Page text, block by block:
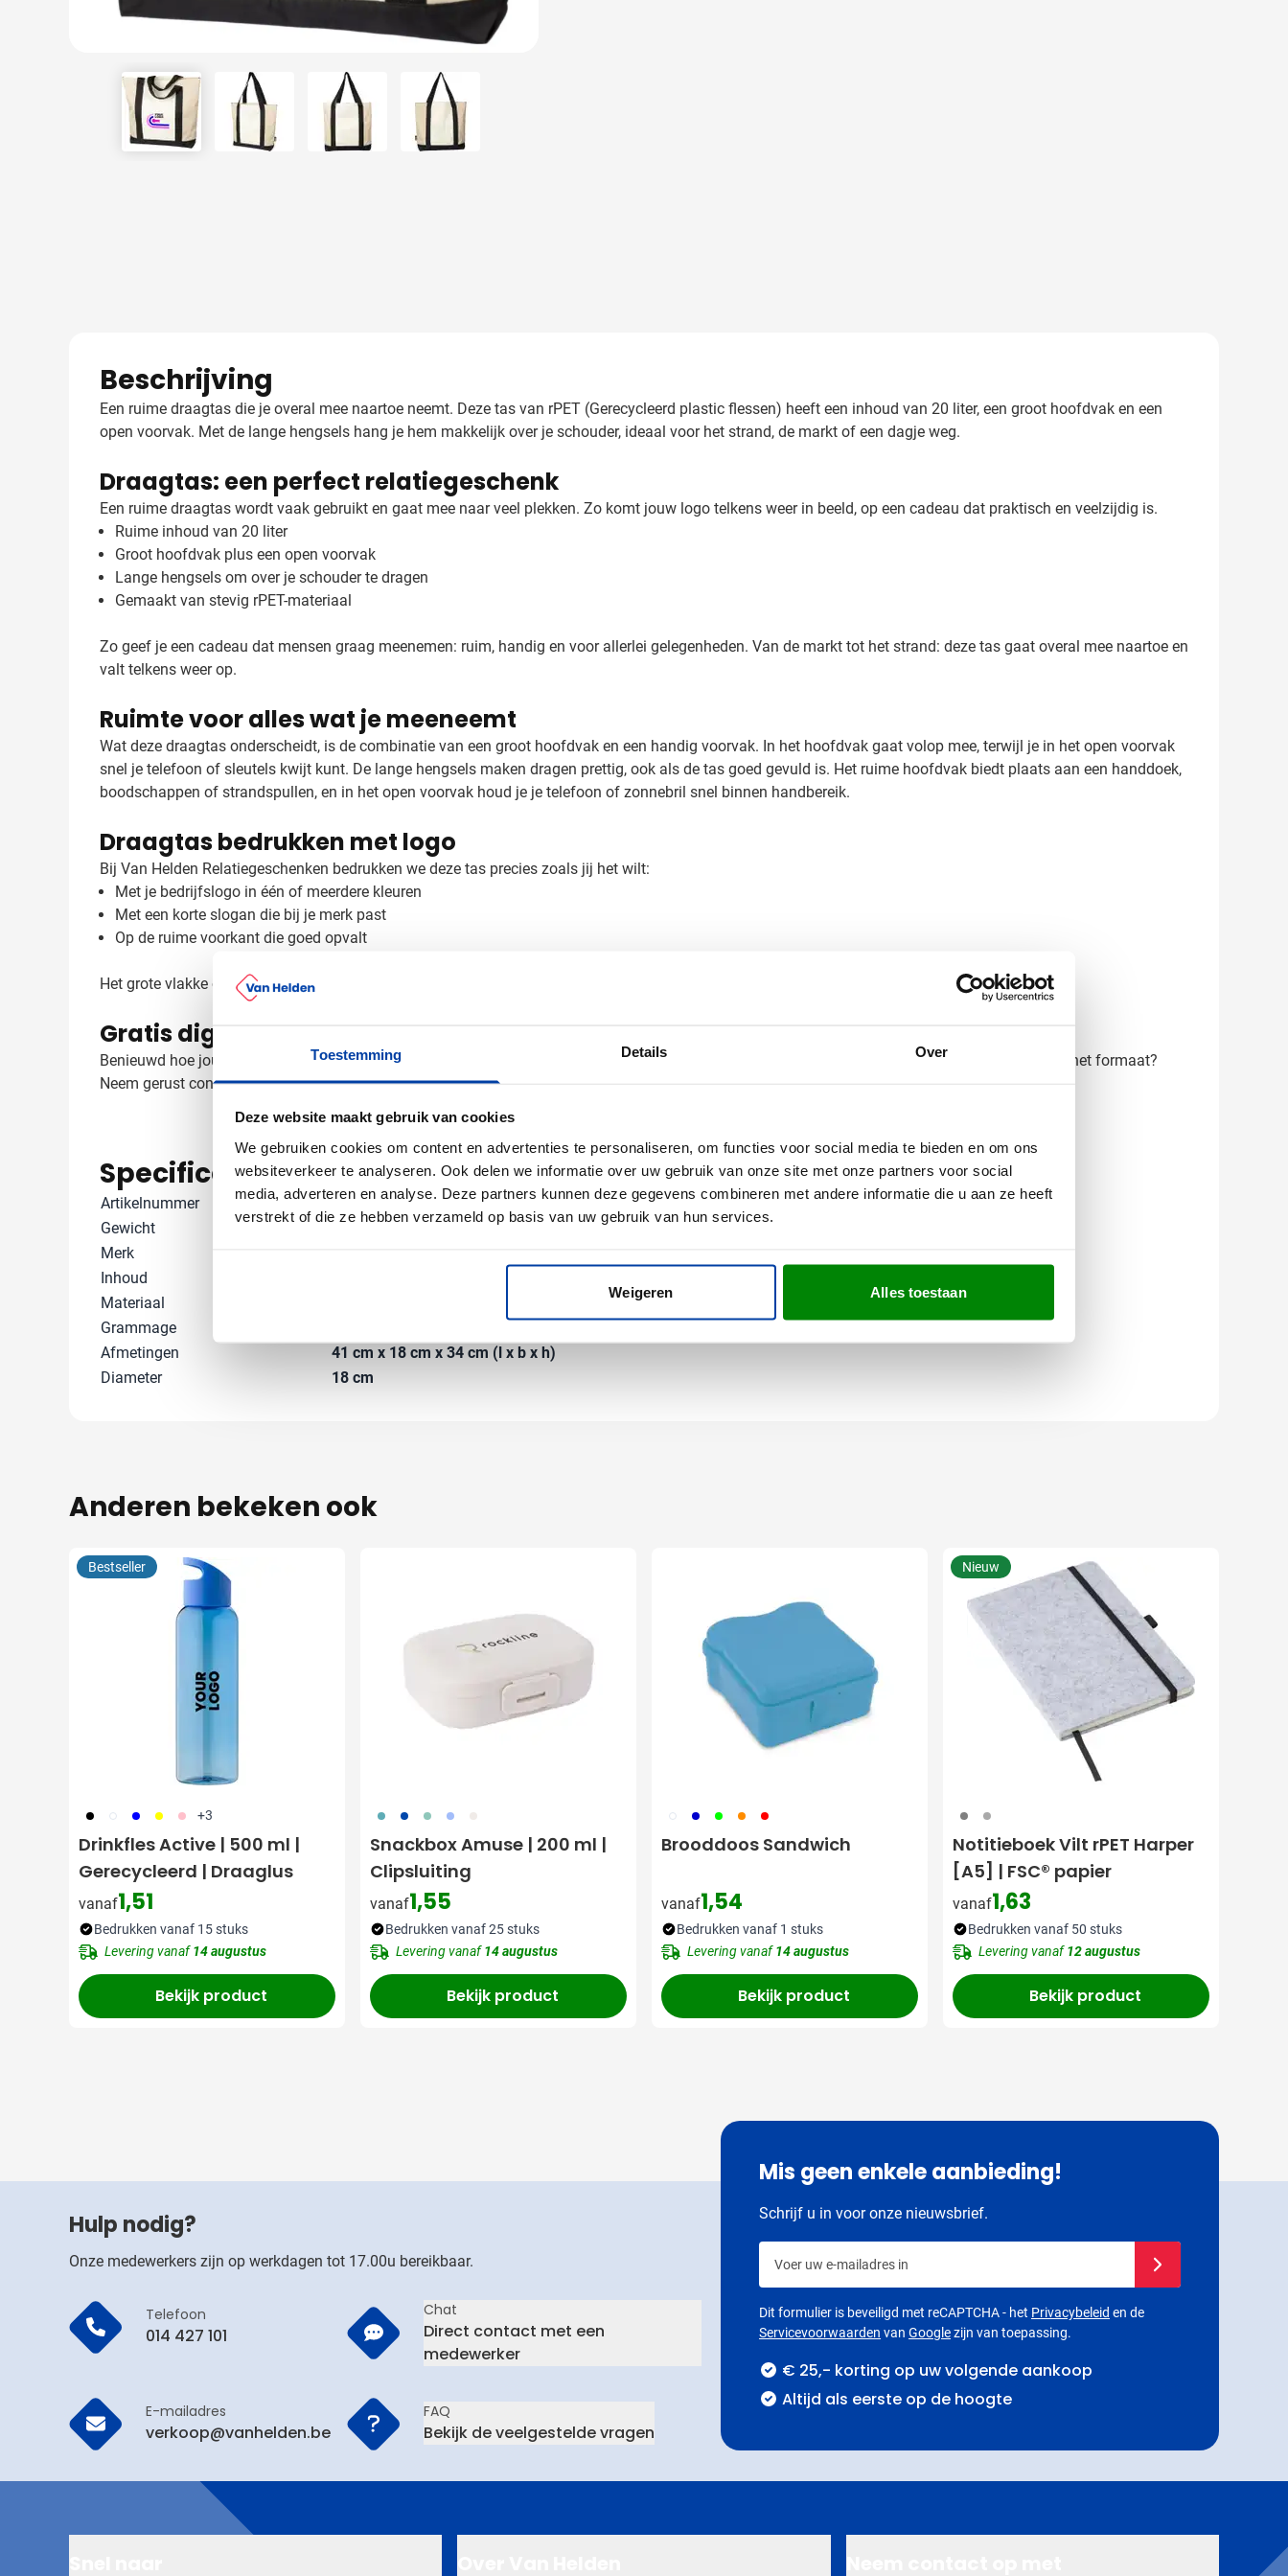
Toestemming Details Over
Deze website maakt gebruik van cookies
We gebruiken cookies om content en advertenties te personaliseren, om functies voor social media te bieden en om ons
websiteverkeer te analyseren. Ook delen we informatie over uw gebruik van onze site met onze partners voor social
media, adverteren en analyse. Deze partners kunnen deze gegevens combineren met andere informatie die u aan ze heeft
verstrekt of die ze hebben verzameld op basis van uw gebruik van hun services.
Weigeren Alles toestaan
View larger imageView larger imageView larger imageView larger image
Beschrijving
Een ruime draagtas die je overal mee naartoe neemt. Deze tas van rPET (Gerecycleerd plastic flessen) heeft een inhoud van 20 liter, een groot hoofdvak en een
open voorvak. Met de lange hengsels hang je hem makkelijk over je schouder, ideaal voor het strand, de markt of een dagje weg.
Draagtas: een perfect relatiegeschenk
Een ruime draagtas wordt vaak gebruikt en gaat mee naar veel plekken. Zo komt jouw logo telkens weer in beeld, op een cadeau dat praktisch en veelzijdig is.
Ruime inhoud van 20 liter
Groot hoofdvak plus een open voorvak
Lange hengsels om over je schouder te dragen
Gemaakt van stevig rPET-materiaal
Zo geef je een cadeau dat mensen graag meenemen: ruim, handig en voor allerlei gelegenheden. Van de markt tot het strand: deze tas gaat overal mee naartoe en
valt telkens weer op.
Ruimte voor alles wat je meeneemt
Wat deze draagtas onderscheidt, is de combinatie van een groot hoofdvak en een handig voorvak. In het hoofdvak gaat volop mee, terwijl je in het open voorvak
snel je telefoon of sleutels kwijt kunt. De lange hengsels maken dragen prettig, ook als de tas goed gevuld is. Het ruime hoofdvak biedt plaats aan een handdoek,
boodschappen of strandspullen, en in het open voorvak houd je je telefoon of zonnebril snel binnen handbereik.
Draagtas bedrukken met logo
Bij Van Helden Relatiegeschenken bedrukken we deze tas precies zoals jij het wilt:
Met je bedrijfslogo in één of meerdere kleuren
Met een korte slogan die bij je merk past
Op de ruime voorkant die goed opvalt
Het grote vlakke oppervlak biedt volop ruimte voor een opvallende bedrukking.
Gratis digitaal voorbeeld van je bedrukte draagtas
Benieuwd hoe jouw logo op deze tas staat? Vraag een gratis digitaal voorbeeld aan en bekijk het resultaat vooraf. Twijfel je over de plaatsing of het formaat?
Neem gerust contact met ons op, we helpen je graag verder.
Specificaties
Artikelnummer
1096837
Gewicht
160 gram
Merk
Inhoud
Materiaal
Grammage
Afmetingen
41 cm x 18 cm x 34 cm (l x b x h)
Diameter
18 cm
Anderen bekeken ook
001 002 005 006 017 +3
Drinkfles Active | 500 ml |
Gerecycleerd | Draaglus
vanaf1,51
Bestseller
Bedrukken vanaf 15 stuks
Levering vanaf14 augustus
Bekijk product
033 023 004 005
Snackbox Amuse | 200 ml |
Clipsluiting
vanaf1,55
Bedrukken vanaf 25 stuks
Levering vanaf14 augustus
Bekijk product
002 005 029 007 008
Brooddoos Sandwich
vanaf1,54
Bedrukken vanaf 1 stuks
Levering vanaf14 augustus
Bekijk product
003 491
Notitieboek Vilt rPET Harper
[A5] | FSC® papier
vanaf1,63
Nieuw
Bedrukken vanaf 50 stuks
Levering vanaf12 augustus
Bekijk product
Hulp nodig?
Onze medewerkers zijn op werkdagen tot 17.00u bereikbaar.
Telefoon
014 427 101
Chat
Direct contact met een
medewerker
E-mailadres
verkoop@vanhelden.be
FAQ
Bekijk de veelgestelde vragen
Mis geen enkele aanbieding!
Schrijf u in voor onze nieuwsbrief.
Dit formulier is beveiligd met reCAPTCHA - het Privacybeleid en de
Servicevoorwaarden van Googlezijn van toepassing.
€ 25,- korting op uw volgende aankoop
Altijd als eerste op de hoogte